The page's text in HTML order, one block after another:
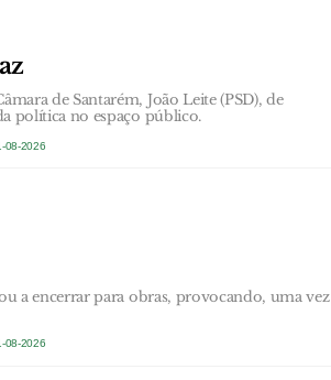
de Santarém, João Leite (PSD), de
política no espaço público.
08-2026
a encerrar para obras, provocando, uma vez
08-2026